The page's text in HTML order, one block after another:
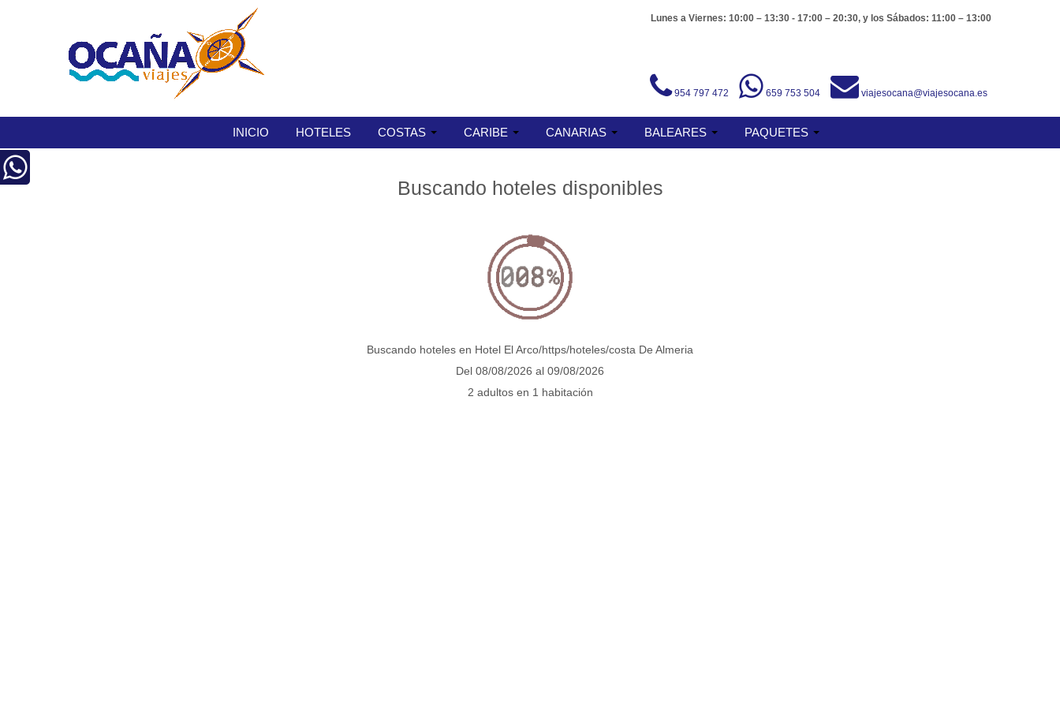
Lunes a Viernes: 10:00 – 13:30 - 17:00 – 20:30, y los Sábados: 11:00 – 13:00
954 797 472 659 753 504 viajesocana@viajesocana.es
INICIO HOTELES COSTAS CARIBE CANARIAS BALEARES PAQUETES
Buscando hoteles disponibles
Buscando hoteles en Hotel El Arco/https/hoteles/costa De Almeria
Del 08/08/2026 al 09/08/2026
2 adultos en 1 habitación